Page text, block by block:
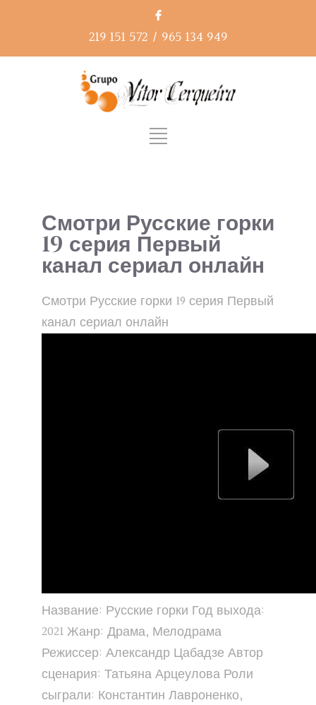
219 151 572 / 965 134 949
Смотри Русские горки
19 серия Первый
канал сериал онлайн
Смотри Русские горки 19 серия Первый
канал сериал онлайн
Название: Русские горки Год выхода:
2021 Жанр: Драма, Мелодрама
Режиссер: Александр Цабадзе Автор
сценария: Татьяна Арцеулова Роли
сыграли: Константин Лавроненко,